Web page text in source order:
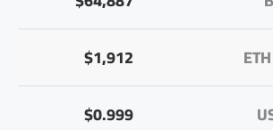
ETH
$1,912
$0.999